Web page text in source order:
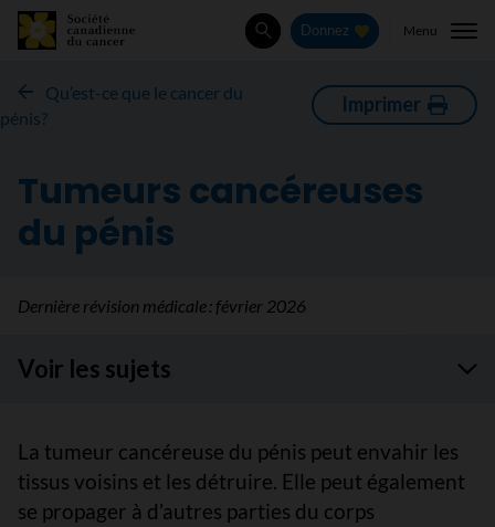
Rechercher
Donnez Menu
Qu’est-ce que le cancer du
pénis?
Imprimer
Tumeurs cancéreuses
du pénis
Dernière révision médicale : février 2026
Voir les sujets
La tumeur cancéreuse du pénis peut envahir les
tissus voisins et les détruire. Elle peut également
se propager à d’autres parties du corps